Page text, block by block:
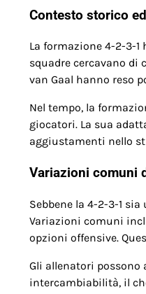
Contesto storico
La formazione 4-2-3-
squadre cercavano di
van Gaal hanno reso
Nel tempo, la
giocatori. La sua
aggiustamenti nello
Variazioni comuni
Sebbene la 4-2-3-1
Variazioni comuni
opzioni offensive.
Gli allenatori
intercambiabilità, il